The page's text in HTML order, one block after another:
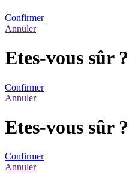
Confirmer
Annuler
Etes-vous sûr ?
Confirmer
Annuler
Etes-vous sûr ?
Confirmer
Annuler